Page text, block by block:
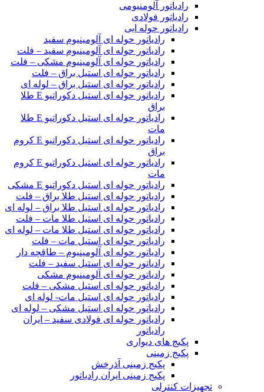
رادیاتور آلومنیومی
رادیاتور فولادی
رادیاتور حوله ایی
رادیاتور حوله ای آلومینیوم سفید
رادیاتور حوله ای آلومینیوم سفید – فلت
رادیاتور حوله ای آلومینیوم مشکی – فلت
رادیاتور حوله ای استیل براق – فلت
رادیاتور حوله ای استیل براق – لوله ای
رادیاتور حوله ای استیل دکوراتیو E طلا
براق
رادیاتور حوله ای استیل دکوراتیو E طلا
مات
رادیاتور حوله ای استیل دکوراتیو E کروم
براق
رادیاتور حوله ای استیل دکوراتیو E کروم
مات
رادیاتور حوله ای استیل دکوراتیو E مشکی
رادیاتور حوله ای استیل طلا براق – فلت
رادیاتور حوله ای استیل طلا براق – لوله ای
رادیاتور حوله ای استیل طلا مات – فلت
رادیاتور حوله ای استیل طلا مات – لوله ای
رادیاتور حوله ای استیل مات – فلت
رادیاتور حوله ای آلومینیوم – طاقچه دار
رادیاتور حوله ای استیل سفید – فلت
رادیاتور حوله ای آلومینیوم مشکی
رادیاتور حوله ای استیل مشکی – فلت
رادیاتور حوله ای استیل مات- لوله ای
رادیاتور حوله ای استیل مشکی – لوله ای
رادیاتور حوله ای فولادی سفید – ایران
رادیاتور
پکیج های دیواری
پکیج زمینی
پکیج زمینی آذرخش
پکیج زمینی ایران رادیاتور
تجهیزات کنترلی